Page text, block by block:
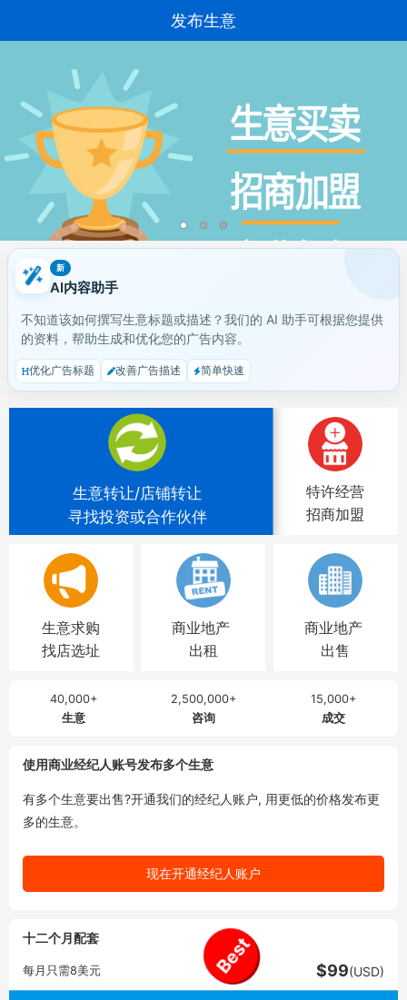
发布生意
新
AI内容助手
不知道该如何撰写生意标题或描述？我们的 AI 助手可根据您提供
的资料，帮助生成和优化您的广告内容。
优化广告标题 改善广告描述 简单快速
生意转让/店铺转让
寻找投资或合作伙伴
特许经营
招商加盟
生意求购
找店选址
商业地产
出租
商业地产
出售
40,000+ 2,500,000+
15,000+
生意
咨询 成交
使用商业经纪人账号发布多个生意
有多个生意要出售?开通我们的经纪人账户, 用更低的价格发布更
多的生意。
现在开通经纪人账户
十二个月配套 Best
每月只需8美元 $99(USD)